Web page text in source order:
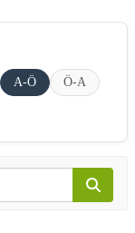
A-Ö
Ö-A